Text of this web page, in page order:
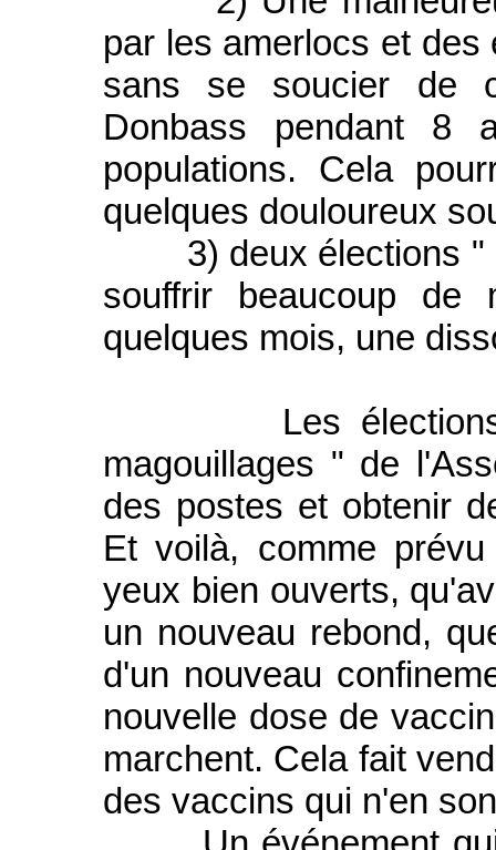
par les amerlocs et
sans se soucier de
Donbass pendant 8
populations. Cela
quelques douloureux
3) deux élections "
souffrir beaucoup de
quelques mois, une
Les élections
magouillages " de
des postes et obtenir
Et voilà, comme
yeux bien ouverts,
un nouveau rebond,
d'un nouveau
nouvelle dose de
marchent. Cela fait
des vaccins qui n'en